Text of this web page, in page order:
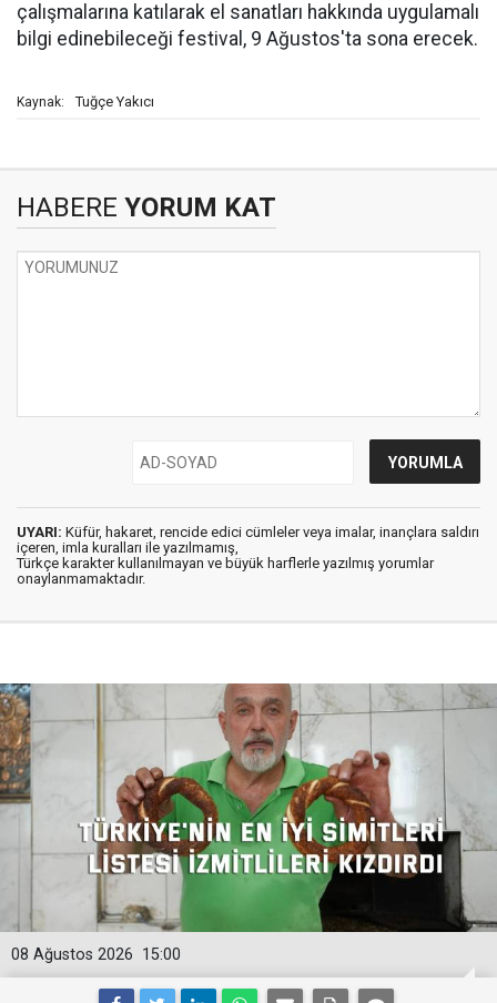
çalışmalarına katılarak el sanatları hakkında uygulamalı
bilgi edinebileceği festival, 9 Ağustos'ta sona erecek.
Kaynak: Tuğçe Yakıcı
HABERE YORUM KAT
UYARI: Küfür, hakaret, rencide edici cümleler veya imalar, inançlara saldırı
içeren, imla kuralları ile yazılmamış,
Türkçe karakter kullanılmayan ve büyük harflerle yazılmış yorumlar
onaylanmamaktadır.
15:00
08 Ağustos 2026